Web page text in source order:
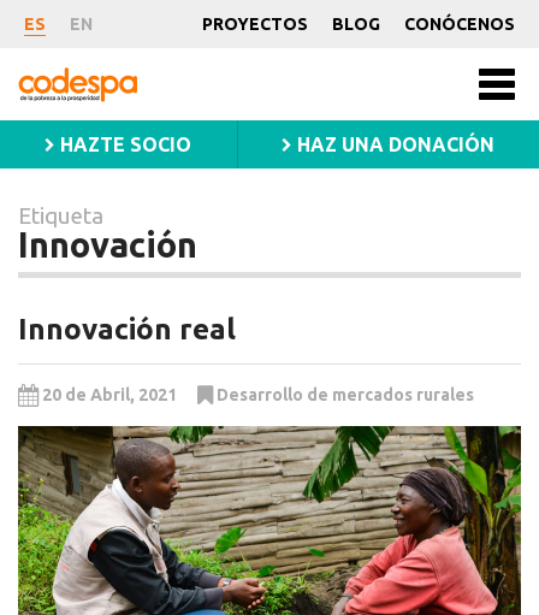
Etiqueta
Innovación
ES EN PROYECTOS BLOG CONÓCENOS
CODESPA
HAZTE SOCIO HAZ UNA DONACIÓN
Etiqueta
Innovación
Innovación real
20 de Abril, 2021 Desarrollo de mercados rurales